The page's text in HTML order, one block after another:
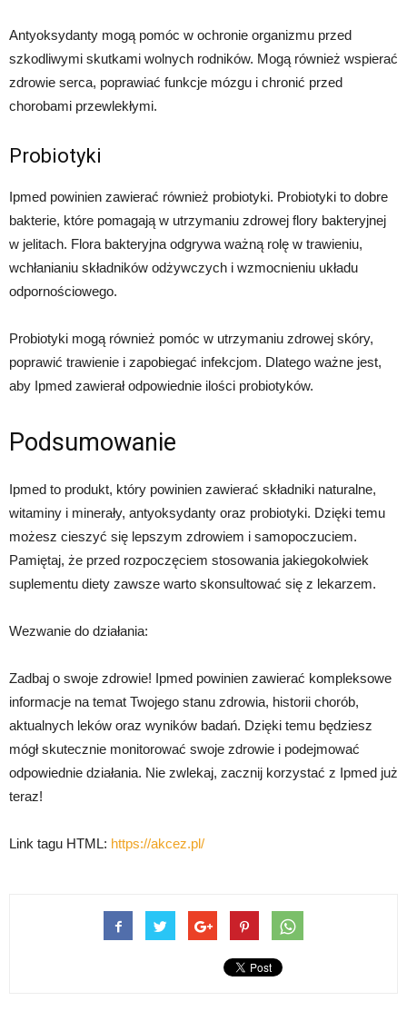
Antyoksydanty mogą pomóc w ochronie organizmu przed
szkodliwymi skutkami wolnych rodników. Mogą również wspierać
zdrowie serca, poprawiać funkcje mózgu i chronić przed
chorobami przewlekłymi.
Probiotyki
Ipmed powinien zawierać również probiotyki. Probiotyki to dobre
bakterie, które pomagają w utrzymaniu zdrowej flory bakteryjnej
w jelitach. Flora bakteryjna odgrywa ważną rolę w trawieniu,
wchłanianiu składników odżywczych i wzmocnieniu układu
odpornościowego.
Probiotyki mogą również pomóc w utrzymaniu zdrowej skóry,
poprawić trawienie i zapobiegać infekcjom. Dlatego ważne jest,
aby Ipmed zawierał odpowiednie ilości probiotyków.
Podsumowanie
Ipmed to produkt, który powinien zawierać składniki naturalne,
witaminy i minerały, antyoksydanty oraz probiotyki. Dzięki temu
możesz cieszyć się lepszym zdrowiem i samopoczuciem.
Pamiętaj, że przed rozpoczęciem stosowania jakiegokolwiek
suplementu diety zawsze warto skonsultować się z lekarzem.
Wezwanie do działania:
Zadbaj o swoje zdrowie! Ipmed powinien zawierać kompleksowe
informacje na temat Twojego stanu zdrowia, historii chorób,
aktualnych leków oraz wyników badań. Dzięki temu będziesz
mógł skutecznie monitorować swoje zdrowie i podejmować
odpowiednie działania. Nie zwlekaj, zacznij korzystać z Ipmed już
teraz!
Link tagu HTML: https://akcez.pl/